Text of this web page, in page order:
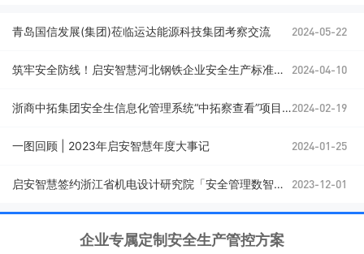
青岛国信发展(集团)莅临运达能源科技集团考察交流 2024-05-22
筑牢安全防线！启安智慧河北钢铁企业安全生产标准化培训圆满举行！ 2024-04-10
浙商中拓集团安全生信息化管理系统“中拓察查看”项目成功验收2024-02-19
一图回顾 | 2023年启安智慧年度大事记 2024-01-25
启安智慧签约浙江省机电设计研究院「安全管理数智化平台」 2023-12-01
企业专属定制安全生产管控方案